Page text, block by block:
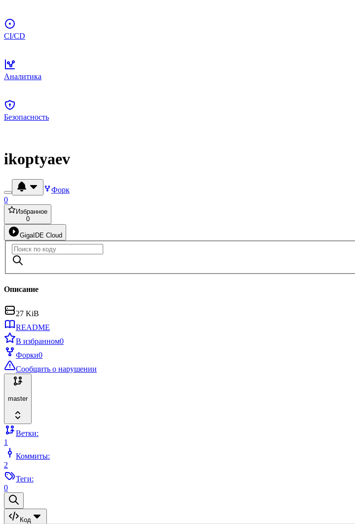
CI/CD
Аналитика
Безопасность
ikoptyaev
Форк
0
Избранное
0
GigaIDE Cloud
Описание
27 KiB
README
В избранном0
Форки0
Сообщить о нарушении
master
Ветки:
1
Коммиты:
2
Теги:
0
Код